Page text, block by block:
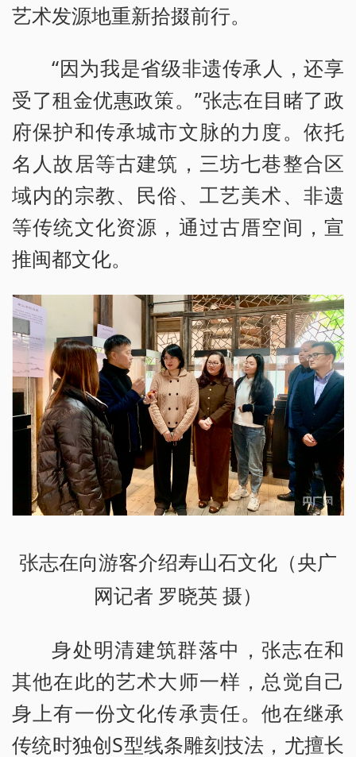
艺术发源地重新拾掇前行。
“因为我是省级非遗传承人，还享
受了租金优惠政策。”张志在目睹了政
府保护和传承城市文脉的力度。依托
名人故居等古建筑，三坊七巷整合区
域内的宗教、民俗、工艺美术、非遗
等传统文化资源，通过古厝空间，宣
推闽都文化。
张志在向游客介绍寿山石文化（央广
网记者 罗晓英 摄）
身处明清建筑群落中，张志在和
其他在此的艺术大师一样，总觉自己
身上有一份文化传承责任。他在继承
传统时独创S型线条雕刻技法，尤擅长